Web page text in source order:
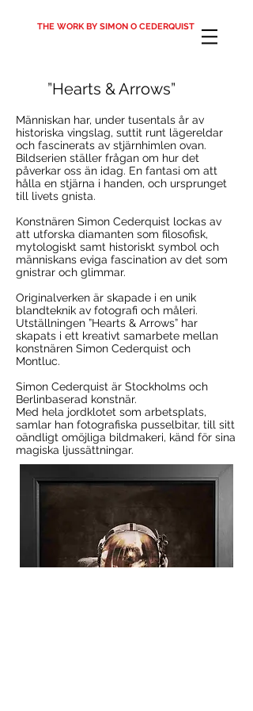
THE WORK BY SIMON O CEDERQUIST
”Hearts & Arrows”
Människan har, under tusentals år av
historiska vingslag, suttit runt lägereldar
och fascinerats av stjärnhimlen ovan.
Bildserien ställer frågan om hur det
påverkar oss än idag. En fantasi om att
hålla en stjärna i handen, och ursprunget
till livets gnista.
Konstnären Simon Cederquist lockas av
att utforska diamanten som filosofisk,
mytologiskt samt historiskt symbol och
människans eviga fascination av det som
gnistrar och glimmar.
Originalverken är skapade i en unik
blandteknik av fotografi och måleri.
Utställningen ”Hearts & Arrows” har
skapats i ett kreativt samarbete mellan
konstnären Simon Cederquist och
Montluc.
Simon Cederquist är Stockholms och
Berlinbaserad konstnär.
Med hela jordklotet som arbetsplats,
samlar han fotografiska pusselbitar, till sitt
oändligt omöjliga bildmakeri, känd för sina
magiska ljussättningar.